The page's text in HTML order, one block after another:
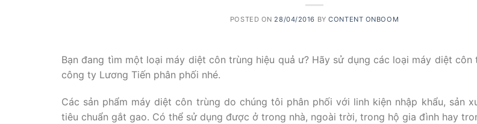
POSTED ON 28/04/2016 BYCONTENT ONBOOM
Bạn đang tìm một loại máy diệt côn trùng hiệu quả ư? Hãy sử dụng các loại máy diệt côn
công ty Lương Tiến phân phối nhé.
Các sản phẩm máy diệt côn trùng do chúng tôi phân phối với linh kiện nhập khẩu, sản
tiêu chuẩn gắt gao. Có thể sử dụng được ở trong nhà, ngoài trời, trong hộ gia đình hay